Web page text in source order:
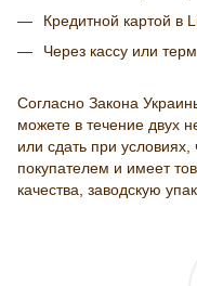
Кредитной картой в
Через кассу или
Согласно Закона
можете в течение двух
или сдать при условиях,
покупателем и имеет
качества, заводскую